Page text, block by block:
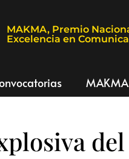
MAKMA, Premio
Excelencia en
MAKMA